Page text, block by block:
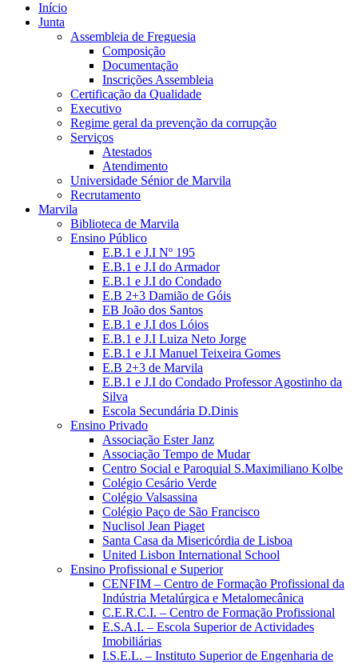
Início
Junta
Assembleia de Freguesia
Composição
Documentação
Inscrições Assembleia
Certificação da Qualidade
Executivo
Regime geral da prevenção da corrupção
Serviços
Atestados
Atendimento
Universidade Sénior de Marvila
Recrutamento
Marvila
Biblioteca de Marvila
Ensino Público
E.B.1 e J.I Nº 195
E.B.1 e J.I do Armador
E.B.1 e J.I do Condado
E.B 2+3 Damião de Góis
EB João dos Santos
E.B.1 e J.I dos Lóios
E.B.1 e J.I Luiza Neto Jorge
E.B.1 e J.I Manuel Teixeira Gomes
E.B 2+3 de Marvila
E.B.1 e J.I do Condado Professor Agostinho da
Silva
Escola Secundária D.Dinis
Ensino Privado
Associação Ester Janz
Associação Tempo de Mudar
Centro Social e Paroquial S.Maximiliano Kolbe
Colégio Cesário Verde
Colégio Valsassina
Colégio Paço de São Francisco
Nuclisol Jean Piaget
Santa Casa da Misericórdia de Lisboa
United Lisbon International School
Ensino Profissional e Superior
CENFIM – Centro de Formação Profissional da
Indústria Metalúrgica e Metalomecânica
C.E.R.C.I. – Centro de Formação Profissional
E.S.A.I. – Escola Superior de Actividades
Imobiliárias
I.S.E.L. – Instituto Superior de Engenharia de